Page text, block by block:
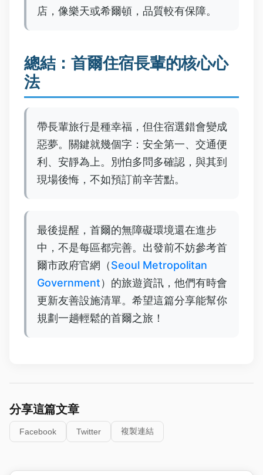
店，像樂天或希爾頓，品質較有保障。
總結：首爾住宿長輩的核心心
法
帶長輩旅行是種幸福，但住宿選錯會變成
惡夢。關鍵就幾個字：安全第一、交通便
利、安靜為上。別怕多問多確認，與其到
現場後悔，不如預訂前辛苦點。
最後提醒，首爾的無障礙環境還在進步
中，不是每區都完善。出發前不妨參考首
爾市政府官網（Seoul Metropolitan
Government）的旅遊資訊，他們有時會
更新友善設施清單。希望這篇分享能幫你
規劃一趟輕鬆的首爾之旅！
分享這篇文章
Facebook Twitter 複製連結